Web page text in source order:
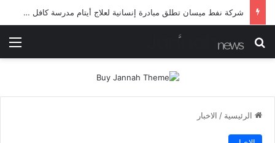
شركة نفط ميسان تطلق مبادرة إنسانية لعلاج أيتام مدرسة كافل اليتيم
بحث عن
الرئيسية / الاخبار